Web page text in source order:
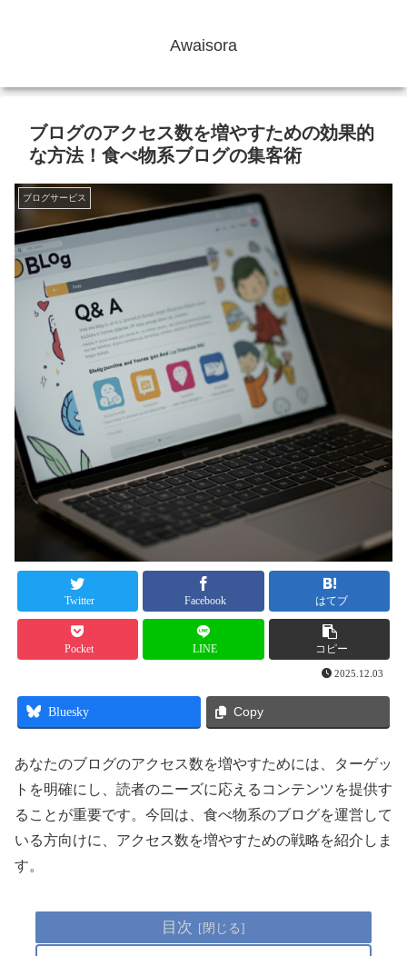
Awaisora
ブログのアクセス数を増やすための効果的
な方法！食べ物系ブログの集客術
ブログサービス
Twitter Facebook はてブ
Pocket LINE コピー
2025.12.03
Bluesky Copy
あなたのブログのアクセス数を増やすためには、ターゲッ
トを明確にし、読者のニーズに応えるコンテンツを提供す
ることが重要です。今回は、食べ物系のブログを運営して
いる方向けに、アクセス数を増やすための戦略を紹介しま
す。
目次